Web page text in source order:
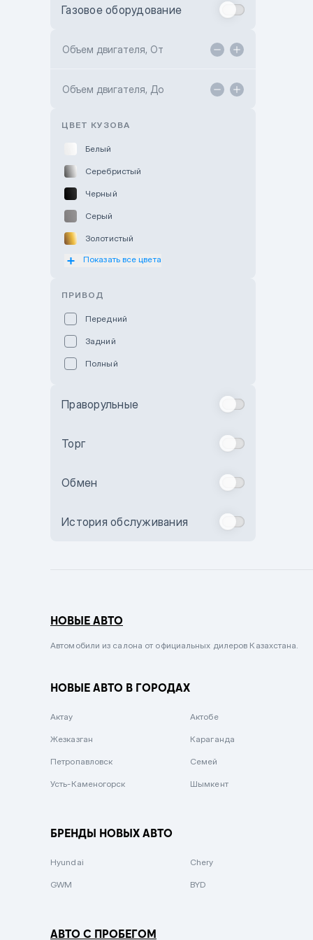
Toyota Kokshetau
Hyundai ShymCity
Газовое оборудование
Объем двигателя, От
Объем двигателя, До
ЦВЕТ КУЗОВА
Белый
Серебристый
Черный
Серый
Золотистый
Оранжевый
Бежевый
Комбинированный
Сиреневый металлик
Вишневый
Зеленый металлик
Показать все цвета
ПРИВОД
Передний
Задний
Полный
Праворульные
Торг
Обмен
История обслуживания
НОВЫЕ АВТО
Автомобили из салона от официальных дилеров Казахстана.
НОВЫЕ АВТО В ГОРОДАХ
Актау Актобе
Жезказган Караганда
Петропавловск Семей
Усть-Каменогорск Шымкент
БРЕНДЫ НОВЫХ АВТО
Hyundai Chery
GWM BYD
АВТО С ПРОБЕГОМ